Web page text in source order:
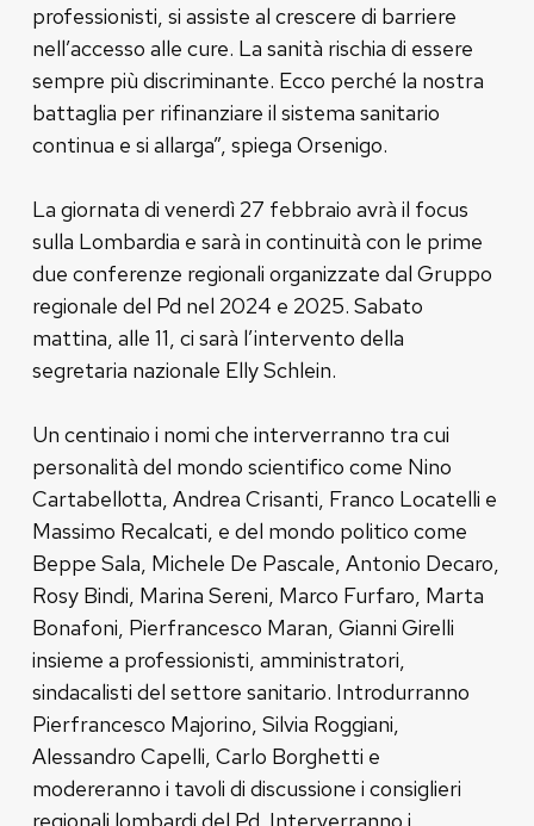
professionisti, si assiste al crescere di barriere
nell’accesso alle cure. La sanità rischia di essere
sempre più discriminante. Ecco perché la nostra
battaglia per rifinanziare il sistema sanitario
continua e si allarga”, spiega Orsenigo.
La giornata di venerdì 27 febbraio avrà il focus
sulla Lombardia e sarà in continuità con le prime
due conferenze regionali organizzate dal Gruppo
regionale del Pd nel 2024 e 2025. Sabato
mattina, alle 11, ci sarà l’intervento della
segretaria nazionale Elly Schlein.
Un centinaio i nomi che interverranno tra cui
personalità del mondo scientifico come Nino
Cartabellotta, Andrea Crisanti, Franco Locatelli e
Massimo Recalcati, e del mondo politico come
Beppe Sala, Michele De Pascale, Antonio Decaro,
Rosy Bindi, Marina Sereni, Marco Furfaro, Marta
Bonafoni, Pierfrancesco Maran, Gianni Girelli
insieme a professionisti, amministratori,
sindacalisti del settore sanitario. Introdurranno
Pierfrancesco Majorino, Silvia Roggiani,
Alessandro Capelli, Carlo Borghetti e
modereranno i tavoli di discussione i consiglieri
regionali lombardi del Pd. Interverranno i